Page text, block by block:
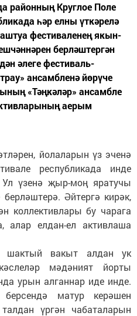
районның Круглое Поле
һәр елны үткәрелә
фестиваленең якын-
берләштергән
әлеге фестиваль-
ансамбленә йөрүче
«Тәңкәләр» ансамбле
аерым
йолаларын үз эченә
республикада инде
үзенә җыр-моң яратучы
Әйтергә кирәк,
коллективлары бу чарага
алар елдан-ел активлаша
шактый вакыт алдан ук
мәдәният йорты
урын алганнар иде инде.
матур керәшен
үргән чабаталарын